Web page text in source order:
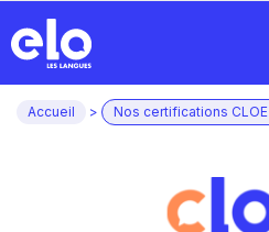
Accueil > Nos certifications CLOE